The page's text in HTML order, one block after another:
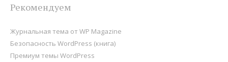
Рекомендуем
Журнальная тема от WP Magazine
Безопасность WordPress (книга)
Премиум темы WordPress